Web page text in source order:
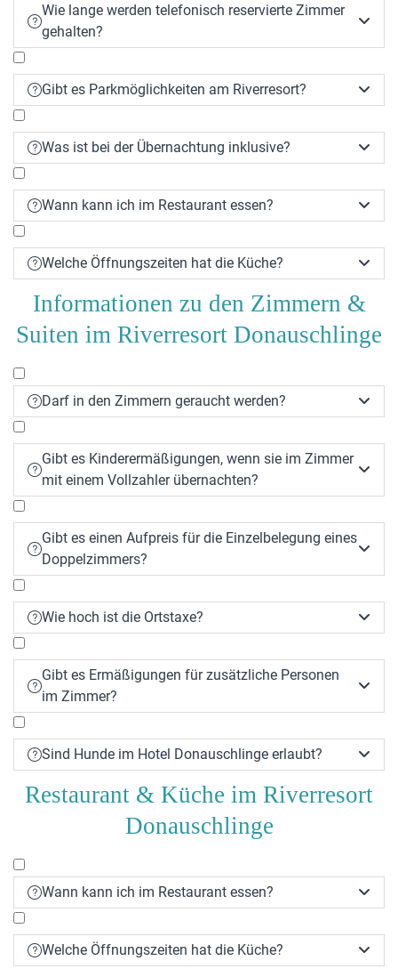

Wie lange werden telefonisch reservierte Zimmer
gehalten?

Gibt es Parkmöglichkeiten am Riverresort? 
Was ist bei der Übernachtung inklusive? 
Wann kann ich im Restaurant essen? 
Welche Öffnungszeiten hat die Küche? 
Informationen zu den Zimmern &
Suiten im Riverresort Donauschlinge
Darf in den Zimmern geraucht werden? 

Gibt es Kinderermäßigungen, wenn sie im Zimmer
mit einem Vollzahler übernachten?


Gibt es einen Aufpreis für die Einzelbelegung eines
Doppelzimmers?

Wie hoch ist die Ortstaxe? 

Gibt es Ermäßigungen für zusätzliche Personen
im Zimmer?

Sind Hunde im Hotel Donauschlinge erlaubt? 
Restaurant & Küche im Riverresort
Donauschlinge
Wann kann ich im Restaurant essen? 
Welche Öffnungszeiten hat die Küche? 